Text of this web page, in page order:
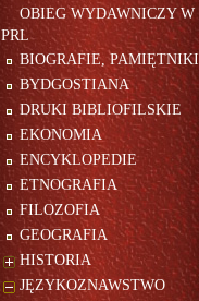
OBIEG WYDAWNICZY W
PRL
BIOGRAFIE, PAMIĘTNIKI
BYDGOSTIANA
DRUKI BIBLIOFILSKIE
EKONOMIA
ENCYKLOPEDIE
ETNOGRAFIA
FILOZOFIA
GEOGRAFIA
HISTORIA
JĘZYKOZNAWSTWO